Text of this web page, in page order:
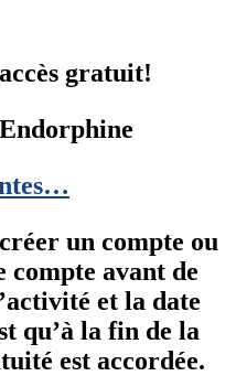
gratuit!
un compte ou
compte avant de
et la date
qu’à la fin de la
est accordée.